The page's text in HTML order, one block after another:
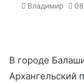
Владимир
В городе
Архангельский